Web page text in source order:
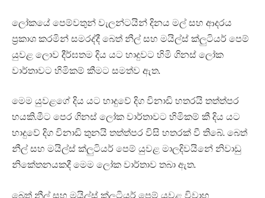
ලෝකයේ පෙම්වතුන් වැලන්ටයින් දිනය මල් සහ ආදරය
ප්‍රකාශ කරමින් සමරද්දී බෙත් නීල් සහ මයිල්ස් ක්ලුටියර් පෙම්
යුවළ ලොව දීර්ඝතම දිය යට හාදුවට හිමි ගිනස් ලෝක
වාර්තාවට හිමිකම් කීමට සමත්ව ඇත.
මෙම යුවළගේ දිය යට හාදුවේ දිග විනාඩි හතරයි තත්ත්පර
හයකි.මීට පෙර ගිනස් ලෝක වාර්තාවට හිමිකම් කී දිය යට
හාදුවේ දිග විනාඩි තුනයි තත්ත්පර විසි හතරක් වී තිබේ. බෙත්
නීල් සහ මයිල්ස් ක්ලුටියර් පෙම් යුවළ මාලදිවයිනේ නිවාඩු
නිකේතනයකදී මෙම ලෝක වාර්තාව තබා ඇත.
බෙත් නීල් සහ මයිල්ස් ක්ලුටියර් පෙම් යුවළ විවාහ